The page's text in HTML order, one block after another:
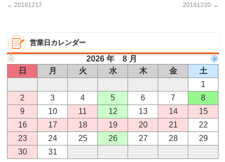
← 20161217 20161220 →
営業日カレンダー
2026 年 8 月
日
月 火 水 木 金
土
1
2
3 4 5 6 7
8
9
10 11 12 13 14
15
16
17 18 19 20 21
22
23
24 25 26 27 28
29
30
31